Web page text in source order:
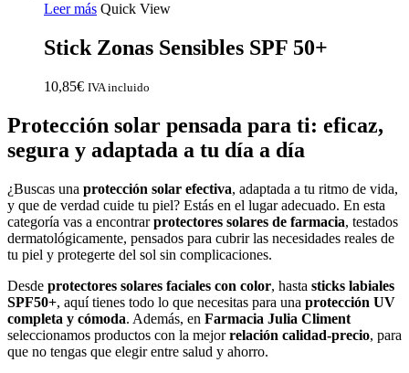
Leer más Quick View
Stick Zonas Sensibles SPF 50+
10,85€ IVA incluido
Protección solar pensada para ti: eficaz,
segura y adaptada a tu día a día
¿Buscas una protección solar efectiva, adaptada a tu ritmo de vida,
y que de verdad cuide tu piel? Estás en el lugar adecuado. En esta
categoría vas a encontrarprotectores solares de farmacia, testados
dermatológicamente, pensados para cubrir las necesidades reales de
tu piel y protegerte del sol sin complicaciones.
Desde protectores solares faciales con color, hasta sticks labiales
SPF50+, aquí tienes todo lo que necesitas para una protección UV
completa y cómoda. Además, en Farmacia Julia Climent
seleccionamos productos con la mejorrelación calidad-precio, para
que no tengas que elegir entre salud y ahorro.